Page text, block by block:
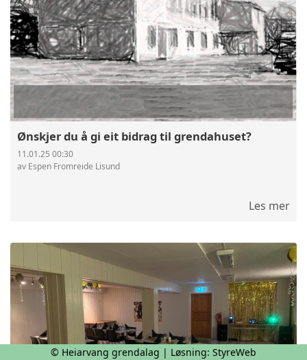
Ønskjer du å gi eit bidrag til grendahuset?
11.01.25 00:30
av Espen Fromreide Lisund
Les mer
© Heiarvang grendalag | Løsning: StyreWeb